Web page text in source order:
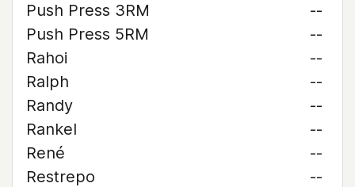
Push Press 3RM
--
Push Press 5RM
--
Rahoi
--
Ralph
--
Randy
--
Rankel
--
René
--
Restrepo
--